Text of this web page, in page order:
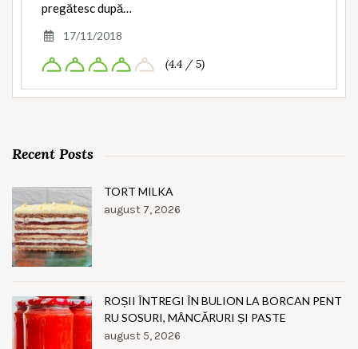
pregătesc după…
17/11/2018
(4.4 / 5)
Recent Posts
TORT MILKA
august 7, 2026
ROȘII ÎNTREGI ÎN BULION LA BORCAN PENT
RU SOSURI, MÂNCĂRURI ȘI PASTE
august 5, 2026